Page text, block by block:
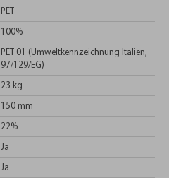
PET
100%
PET 01 (Umweltkennzeichnung Italien,
97/129/EG)
23 kg
150 mm
22%
Ja
Ja